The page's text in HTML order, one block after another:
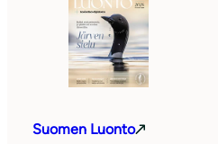
Suomen Luonto